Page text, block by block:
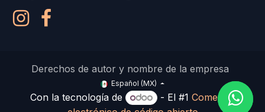
Derechos de autor y nombre de la empresa
Español (MX)
Con la tecnología de - El #1Comercio